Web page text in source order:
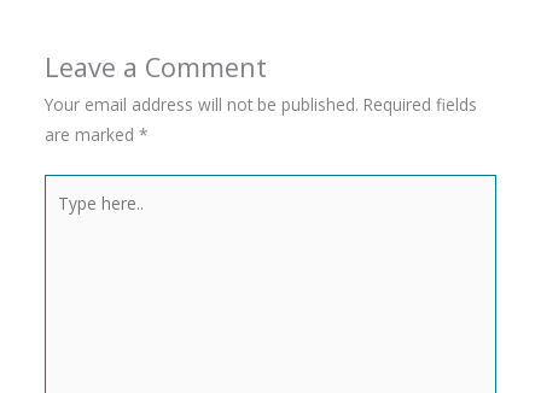
Leave a Comment
Your email address will not be published. Required fields
are marked *
here..